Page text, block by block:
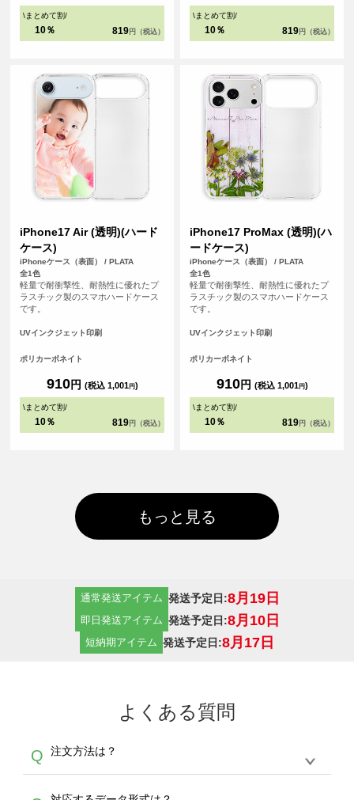
\まとめて割/
10％ 819 円（税込）
\まとめて割/
10％ 819 円（税込）
iPhone17 Air (透明)(ハード
ケース)
iPhoneケース（表面） / PLATA
全1色
軽量で耐衝撃性、耐熱性に優れたプ
ラスチック製のスマホハードケース
です。
UVインクジェット印刷
ポリカーボネイト
910円 (税込 1,001円)
\まとめて割/
10％ 819 円（税込）
iPhone17 ProMax (透明)(ハ
ードケース)
iPhoneケース（表面） / PLATA
全1色
軽量で耐衝撃性、耐熱性に優れたプ
ラスチック製のスマホハードケース
です。
UVインクジェット印刷
ポリカーボネイト
910円 (税込 1,001円)
\まとめて割/
10％ 819 円（税込）
もっと見る
通常発送アイテム 発送予定日:8月19日
即日発送アイテム 発送予定日:8月10日
短納期アイテム 発送予定日:8月17日
よくある質問
Q 注文方法は？